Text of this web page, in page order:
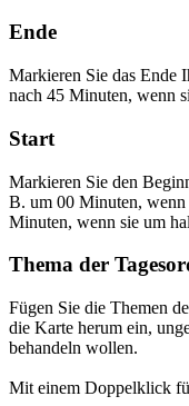
Ende
Markieren Sie das Ende
nach 45 Minuten, wenn
Start
Markieren Sie den
B. um 00 Minuten, wenn
Minuten, wenn sie um
Thema der
Fügen Sie die Themen
die Karte herum ein,
behandeln wollen.
Mit einem Doppelklick